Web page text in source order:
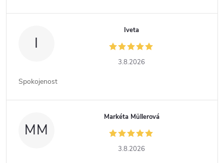
I
Iveta
3.8.2026
Spokojenost
MM
Markéta Müllerová
3.8.2026